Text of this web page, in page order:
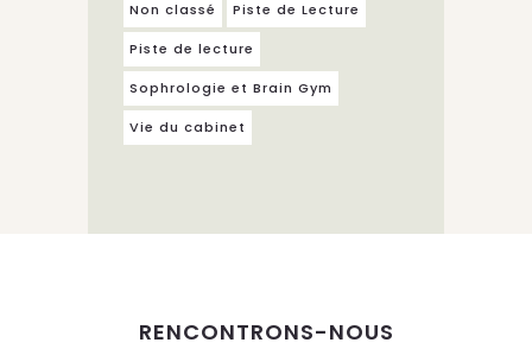
Non classé Piste de Lecture
Piste de lecture
Sophrologie et Brain Gym
Vie du cabinet
RENCONTRONS-NOUS